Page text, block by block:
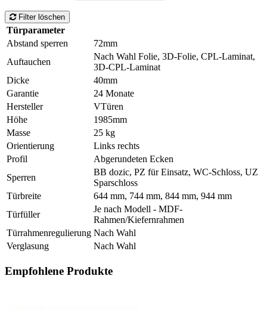
Filter löschen
Türparameter
Abstand sperren
72mm
Auftauchen
Nach Wahl Folie, 3D-Folie, CPL-Laminat,
3D-CPL-Laminat
Dicke
40mm
Garantie
24 Monate
Hersteller
VTüren
Höhe
1985mm
Masse
25 kg
Orientierung
Links rechts
Profil
Abgerundeten Ecken
Sperren
BB dozic, PZ für Einsatz, WC-Schloss, UZ
Sparschloss
Türbreite
644 mm, 744 mm, 844 mm, 944 mm
Türfüller
Je nach Modell - MDF-
Rahmen/Kiefernrahmen
Türrahmenregulierung Nach Wahl
Verglasung
Nach Wahl
Empfohlene Produkte